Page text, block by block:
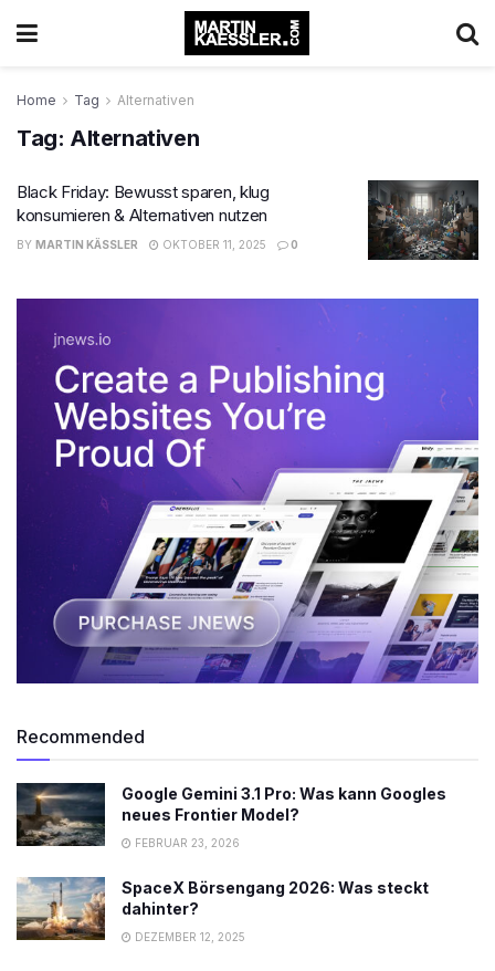
Home Tag Alternativen
Tag: Alternativen
Black Friday: Bewusst sparen, klug
konsumieren & Alternativen nutzen
BY MARTIN KÄSSLER OKTOBER 11, 2025 0
Recommended
Google Gemini 3.1 Pro: Was kann Googles
neues Frontier Model?
FEBRUAR 23, 2026
SpaceX Börsengang 2026: Was steckt
dahinter?
DEZEMBER 12, 2025